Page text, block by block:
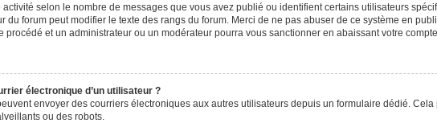
selon le nombre de messages que vous avez publié ou identifient certains utilisateurs
forum peut modifier le texte des rangs du forum. Merci de ne pas abuser de ce système en
et un administrateur ou un modérateur pourra vous sanctionner en abaissant votre
électronique d’un utilisateur ?
envoyer des courriers électroniques aux autres utilisateurs depuis un formulaire dédié. Cela
ou des robots.